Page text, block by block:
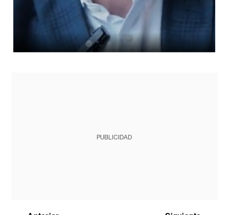
PUBLICIDAD